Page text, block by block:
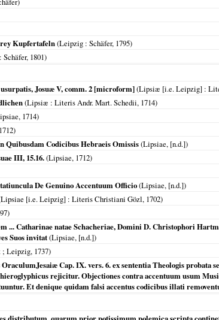
Kupfertafeln(Leipzig : Schäfer, 1795)
: Schäfer, 1801)
Josuæ V, comm. 2 [microform](Lipsiæ [i.e. Leipzig] :
(Lipsiæ : Literis Andr. Mart. Schedii, 1714)
, 1714)
1712)
Quibusdam Codicibus Hebraeis Omissis(Lipsiae, [n.d.])
III, 15.16.(Lipsiae, 1712)
De Genuino Accentuum Officio(Lipsiae, [n.d.])
Lipsiae [i.e. Leipzig] : Literis Christiani Gözl, 1702)
)
... Catharinae natae Schacheriae, Domini D. Christophori
Suos invitat(Lipsiae, [n.d.])
; Leipzig, 1737)
Cap. IX. vers. 6. ex sententia Theologis probata
rejicitur. Objectiones contra accentuum usum
Et denique quidam falsi accentus codicibus illati